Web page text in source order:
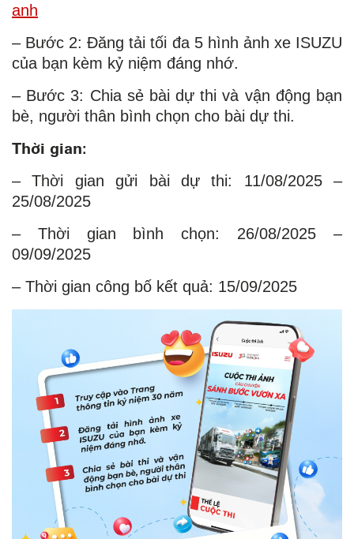
anh
– Bước 2: Đăng tải tối đa 5 hình ảnh xe ISUZU
của bạn kèm kỷ niệm đáng nhớ.
– Bước 3: Chia sẻ bài dự thi và vận động bạn
bè, người thân bình chọn cho bài dự thi.
Thời gian:
– Thời gian gửi bài dự thi: 11/08/2025 –
25/08/2025
– Thời gian bình chọn: 26/08/2025 –
09/09/2025
– Thời gian công bố kết quả: 15/09/2025